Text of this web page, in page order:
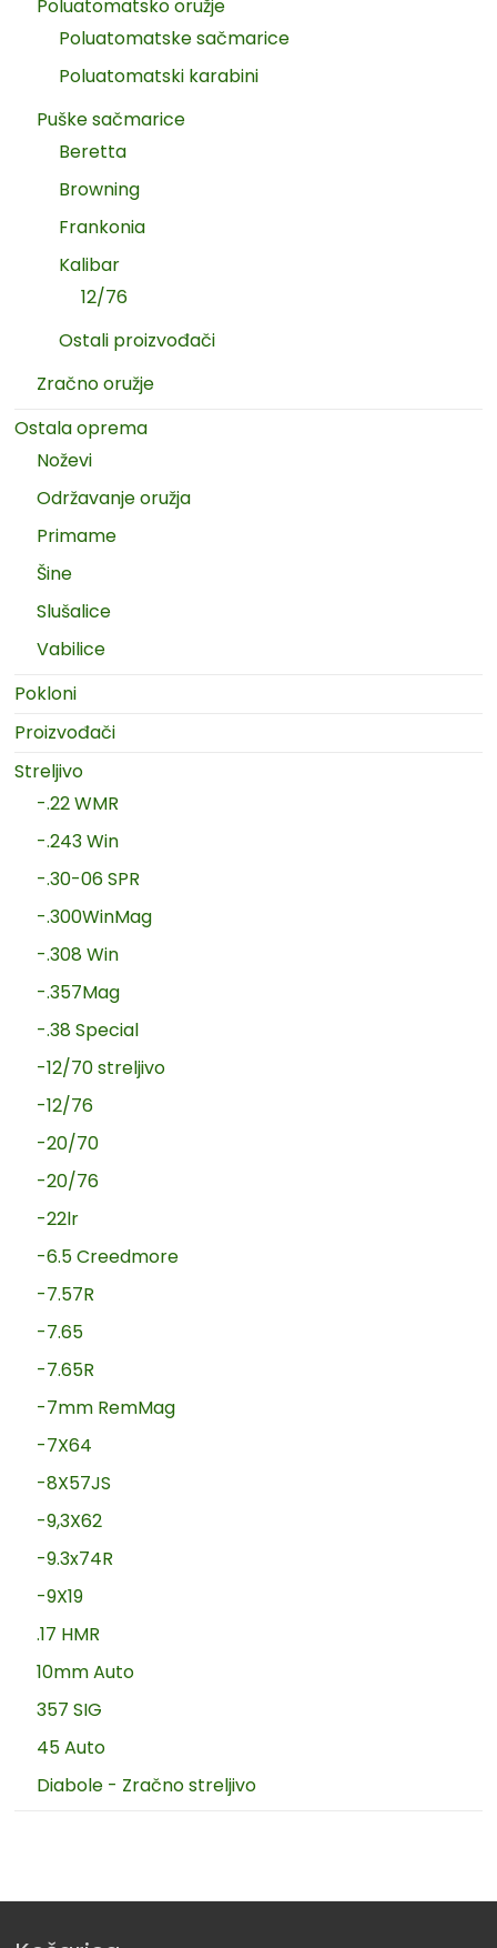
Poluatomatsko oružje
Poluatomatske sačmarice
Poluatomatski karabini
Puške sačmarice
Beretta
Browning
Frankonia
Kalibar
12/76
Ostali proizvođači
Zračno oružje
Ostala oprema
Noževi
Održavanje oružja
Primame
Šine
Slušalice
Vabilice
Pokloni
Proizvođači
Streljivo
-.22 WMR
-.243 Win
-.30-06 SPR
-.300WinMag
-.308 Win
-.357Mag
-.38 Special
-12/70 streljivo
-12/76
-20/70
-20/76
-22lr
-6.5 Creedmore
-7.57R
-7.65
-7.65R
-7mm RemMag
-7X64
-8X57JS
-9,3X62
-9.3x74R
-9X19
.17 HMR
10mm Auto
357 SIG
45 Auto
Diabole - Zračno streljivo